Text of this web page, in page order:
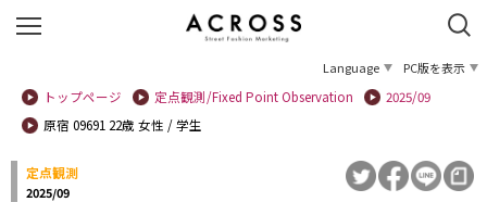
Language
PC版を表示
トップページ
定点観測/Fixed Point Observation
2025/09
原宿 09691 22歳 女性 / 学生
定点観測
2025/09